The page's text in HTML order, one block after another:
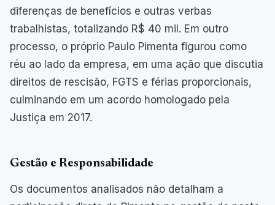
diferenças de benefícios e outras verbas
trabalhistas, totalizando R$ 40 mil. Em outro
processo, o próprio Paulo Pimenta figurou como
réu ao lado da empresa, em uma ação que discutia
direitos de rescisão, FGTS e férias proporcionais,
culminando em um acordo homologado pela
Justiça em 2017.
Gestão e Responsabilidade
Os documentos analisados não detalham a